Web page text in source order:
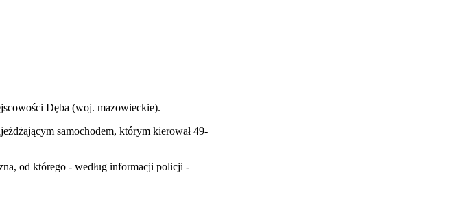
Dęba (woj. mazowieckie).
samochodem, którym kierował 49-
od którego - według informacji policji -